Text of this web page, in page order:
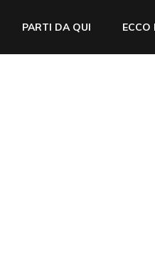
PARTI DA QUI ECCO